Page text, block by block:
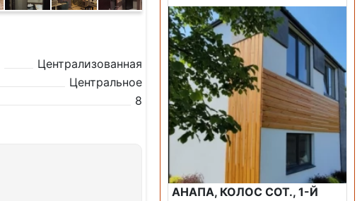
Централизованная
Центральное
8
АНАПА, КОЛОС СОТ., 1-Й